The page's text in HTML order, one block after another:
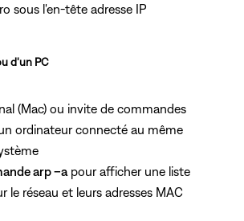
sous l'en-tête adresse IP
d'un PC
(Mac) ou invite de commandes
ordinateur connecté au même
arp –a pour afficher une liste
le réseau et leurs adresses MAC